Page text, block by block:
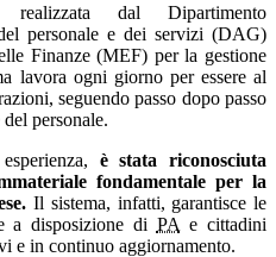
dal Dipartimento
personale e dei servizi (DAG)
Finanze (MEF) per la gestione
lavora ogni giorno per essere al
seguendo passo dopo passo
personale.
è stata riconosciuta
fondamentale per la
Il sistema, infatti, garantisce le
a disposizione di PA e cittadini
e in continuo aggiornamento.